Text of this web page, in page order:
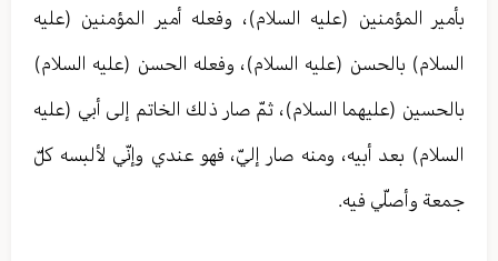
بأمير المؤمنين (عليه السلام)، وفعله أمير المؤمنين (عليه
السلام) بالحسن (عليه السلام)، وفعله الحسن (عليه السلام)
بالحسين (عليهما السلام)، ثمّ صار ذلك الخاتم إلى أبي (عليه
السلام) بعد أبيه، ومنه صار إليّ، فهو عندي وإنّي لألبسه كلّ
جمعة وأصلّي فيه.